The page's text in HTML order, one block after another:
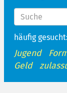
häufig gesucht:
Jugend
Geld